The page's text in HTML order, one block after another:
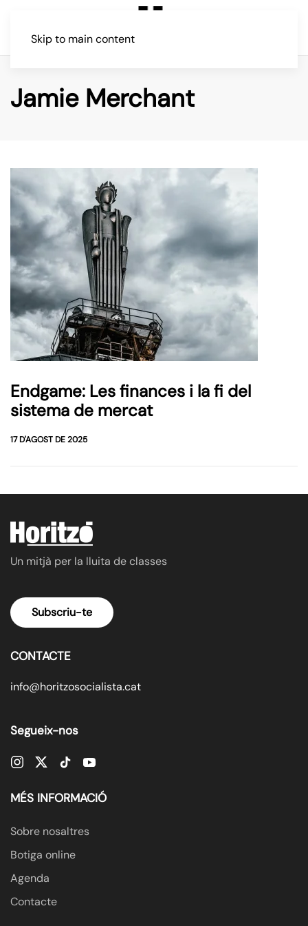
Skip to main content
Jamie Merchant
Endgame: Les finances i la fi del
sistema de mercat
17 D'AGOST DE 2025
Un mitjà per la lluita de classes
Subscriu-te
CONTACTE
info@horitzosocialista.cat
Segueix-nos
MÉS INFORMACIÓ
Sobre nosaltres
Botiga online
Agenda
Contacte